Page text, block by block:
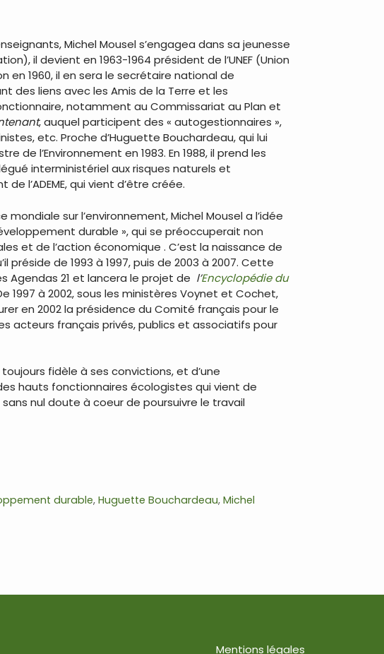
Michel Mousel s’engagea dans sa jeunesse
il devient en 1963-1964 président de l’UNEF (Union
en 1960, il en sera le secrétaire national de
des liens avec les Amis de la Terre et les
notamment au Commissariat au Plan et
, auquel participent des « autogestionnaires »,
etc. Proche d’Huguette Bouchardeau, qui lui
l’Environnement en 1983. En 1988, il prend les
interministériel aux risques naturels et
l’ADEME, qui vient d’être créée.
sur l’environnement, Michel Mousel a l’idée
durable », qui se préoccuperait non
et de l’action économique . C’est la naissance de
préside de 1993 à 1997, puis de 2003 à 2007. Cette
Agendas 21 et lancera le projet de l’Encyclopédie du
1997 à 2002, sous les ministères Voynet et Cochet,
en 2002 la présidence du Comité français pour le
acteurs français privés, publics et associatifs pour
fidèle à ses convictions, et d’une
hauts fonctionnaires écologistes qui vient de
nul doute à coeur de poursuivre le travail
durable,Huguette Bouchardeau,Michel
Mentions légales